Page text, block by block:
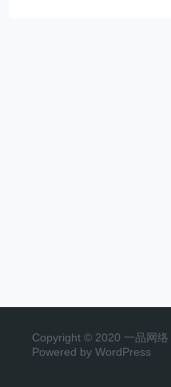
Copyright © 2020 一品网络
Powered by WordPress